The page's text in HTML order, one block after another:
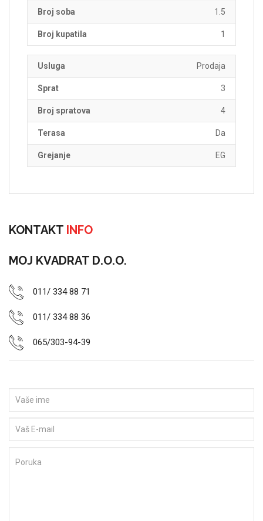
Broj soba 1.5
Broj kupatila 1
Usluga Prodaja
Sprat 3
Broj spratova 4
Terasa Da
Grejanje EG
KONTAKT INFO
MOJ KVADRAT D.O.O.
011/ 334 88 71
011/ 334 88 36
065/303-94-39